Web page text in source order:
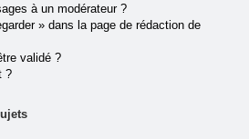
à un modérateur ?
» dans la page de rédaction de
validé ?
?